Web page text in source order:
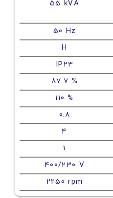
55 kVA
50 Hz
H
IP23
87.7 %
110 %
0.8
4
1
400/230 V
2250 rpm